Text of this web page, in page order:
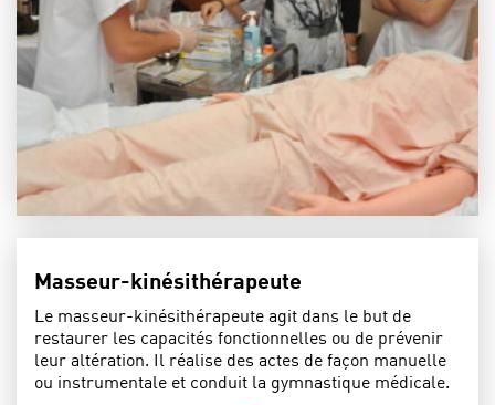
Masseur-kinésithérapeute
Le masseur-kinésithérapeute agit dans le but de
restaurer les capacités fonctionnelles ou de prévenir
leur altération. Il réalise des actes de façon manuelle
ou instrumentale et conduit la gymnastique médicale.